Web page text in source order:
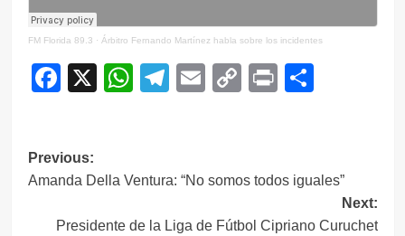
FM Florida 89.3 · Árbitro Fernando Martínez habla sobre los incidentes
Facebook
X WhatsApp
Telegram
EmailCopy
Print
Navegación
de
entradas
Previous:
Amanda Della Ventura: “No somos todos iguales”
Next:
Presidente de la Liga de Fútbol Cipriano Curuchet